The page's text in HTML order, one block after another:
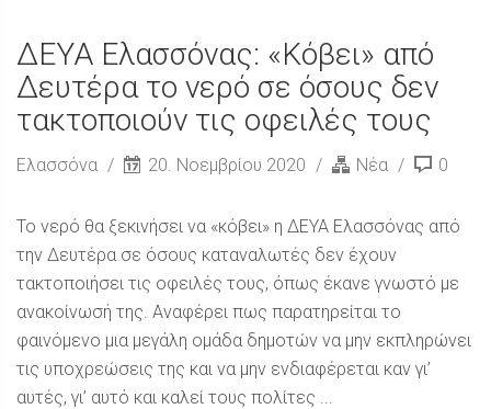
ΔΕΥΑ Ελασσόνας: «Κόβει» από
Δευτέρα το νερό σε όσους δεν
τακτοποιούν τις οφειλές τους
Ελασσόνα 20. Νοεμβρίου 2020 Νέα 0
Το νερό θα ξεκινήσει να «κόβει» η ΔΕΥΑ Ελασσόνας από
την Δευτέρα σε όσους καταναλωτές δεν έχουν
τακτοποιήσει τις οφειλές τους, όπως έκανε γνωστό με
ανακοίνωσή της. Αναφέρει πως παρατηρείται το
φαινόμενο μια μεγάλη ομάδα δημοτών να μην εκπληρώνει
τις υποχρεώσεις της και να μην ενδιαφέρεται καν γι’
αυτές, γι’ αυτό και καλεί τους πολίτες ...